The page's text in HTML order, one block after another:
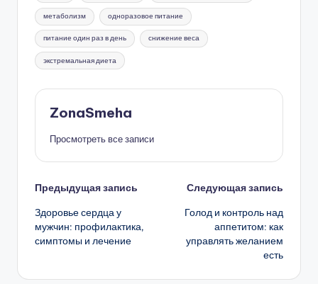
метаболизм одноразовое питание
питание один раз в день снижение веса
экстремальная диета
ZonaSmeha
Просмотреть все записи
Навигация
записи
Предыдущая запись
Здоровье сердца у
мужчин: профилактика,
симптомы и лечение
Следующая запись
Голод и контроль над
аппетитом: как
управлять желанием
есть